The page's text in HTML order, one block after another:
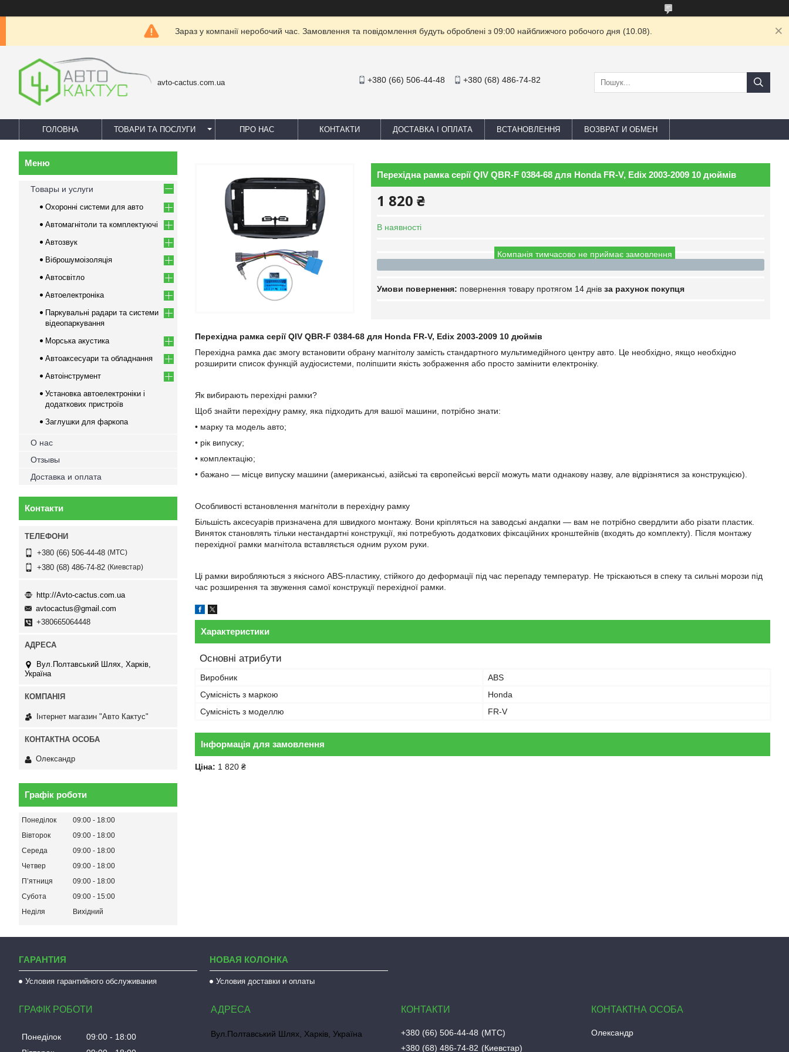
Зараз у компанії неробочий час. Замовлення та повідомлення будуть оброблені з 09:00 найближчого робочого дня (10.08).
avto-cactus.com.ua +380 (66) 506-44-48 +380 (68) 486-74-82
ГОЛОВНА ТОВАРИ ТА ПОСЛУГИ ПРО НАС КОНТАКТИ ДОСТАВКА І ОПЛАТА ВСТАНОВЛЕННЯ ВОЗВРАТ И ОБМЕН
Перехідна рамка серії QIV QBR-F 0384-68 для Honda FR-V, Edix 2003-2009 10 дюймів
1 820 ₴
В наявності
Компанія тимчасово не приймає замовлення
повернення товару протягом 14 днів за рахунок покупця
Перехідна рамка серії QIV QBR-F 0384-68 для Honda FR-V, Edix 2003-2009 10 дюймів
Перехідна рамка дає змогу встановити обрану магнітолу замість стандартного мультимедійного центру авто. Це необхідно, якщо необхідно
розширити список функцій аудіосистеми, поліпшити якість зображення або просто замінити електроніку.
Як вибирають перехідні рамки?
Щоб знайти перехідну рамку, яка підходить для вашої машини, потрібно знати:
• марку та модель авто;
• рік випуску;
• комплектацію;
• бажано — місце випуску машини (американські, азійські та європейські версії можуть мати однакову назву, але відрізнятися за конструкцією).
Особливості встановлення магнітоли в перехідну рамку
Більшість аксесуарів призначена для швидкого монтажу. Вони кріпляться на заводські андапки — вам не потрібно свердлити або різати пластик.
Виняток становлять тільки нестандартні конструкції, які потребують додаткових фіксаційних кронштейнів (входять до комплекту). Після монтажу
перехідної рамки магнітола вставляється одним рухом руки.
Ці рамки виробляються з якісного ABS-пластику, стійкого до деформації під час перепаду температур. Не тріскаються в спеку та сильні морози під
час розширення та звуження самої конструкції перехідної рамки.
Характеристики
Основні атрибути
Виробник
ABS
Сумісність з маркою
Honda
Сумісність з моделлю
FR-V
Інформація для замовлення
Ціна: 1 820 ₴
Товары и услуги
Охоронні системи для авто
Автомагнітоли та комплектуючі
Автозвук
Віброшумоізоляція
Автосвітло
Автоелектроніка
Паркувальні радари та системи
відеопаркування
Морська акустика
Автоаксесуари та обладнання
Автоінструмент
Установка автоелектроніки і
додаткових пристроїв
Заглушки для фаркопа
О нас
Отзывы
Доставка и оплата
Контакти
+380 (66) 506-44-48 МТС
+380 (68) 486-74-82 Киевстар
http://Avto-cactus.com.ua
avtocactus@gmail.com
+380665064448
Вул.Полтавський Шлях, Харків,
Україна
Інтернет магазин "Авто Кактус"
Олександр
Графік роботи
Понеділок 09:00
18:00
Вівторок
09:00
18:00
Середа
09:00
18:00
Четвер
09:00
18:00
Пʼятниця
09:00
18:00
Субота
09:00
15:00
Неділя
Вихідний
ГАРАНТИЯ
Условия гарантийного обслуживания
НОВАЯ КОЛОНКА
Условия доставки и оплаты
ГРАФІК РОБОТИ
Понеділок 09:00
18:00
Вул.Полтавський Шлях, Харків, Україна +380 (66) 506-44-48
МТС
+380 (68) 486-74-82
Киевстар
Олександр